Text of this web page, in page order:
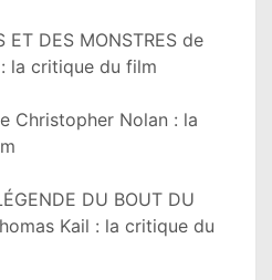
ET DES MONSTRES de
la critique du film
Christopher Nolan : la
DU BOUT DU
Kail : la critique du